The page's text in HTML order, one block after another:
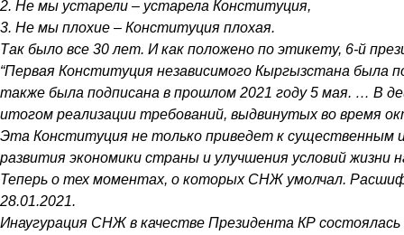
2. Не мы устарели – устарела Конституция,
3. Не мы плохие – Конституция плохая.
Так было все 30 лет. И как положено по этикету, 6-й
“Первая Конституция независимого Кыргызстана была
также была подписана в прошлом 2021 году 5 мая. … В
итогом реализации требований, выдвинутых во время
Эта Конституция не только приведет к существенным
развития экономики страны и улучшения условий жизни
Теперь о тех моментах, о которых СНЖ умолчал.
28.01.2021.
Инаугурация СНЖ в качестве Президента КР